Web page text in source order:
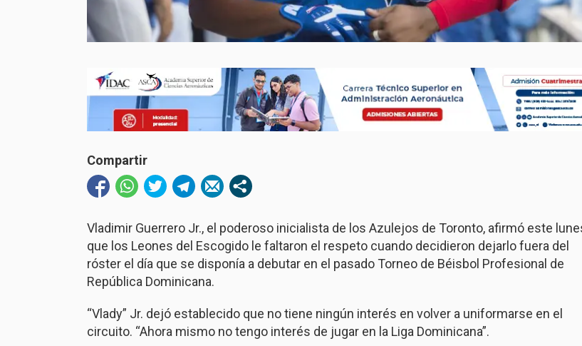
Compartir
Vladimir Guerrero Jr., el poderoso inicialista de los Azulejos de Toronto, afirmó este
que los Leones del Escogido le faltaron el respeto cuando decidieron dejarlo fuera del
róster el día que se disponía a debutar en el pasado Torneo de Béisbol Profesional de
República Dominicana.
“Vlady” Jr. dejó establecido que no tiene ningún interés en volver a uniformarse en el
circuito. “Ahora mismo no tengo interés de jugar en la Liga Dominicana”.